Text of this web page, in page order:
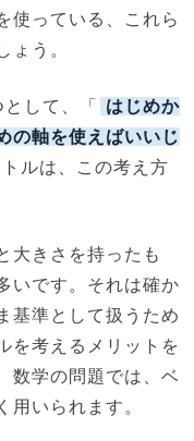
使っている、これら
ょう。
して、「
はじめか
の軸を使えばいいじ
ルは、この考え方
大きさを持ったも
いです。それは確か
基準として扱うため
を考えるメリットを
数学の問題では、ベ
用いられます。